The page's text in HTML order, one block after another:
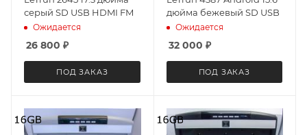
серый SD USB HDMI FM
Ожидается
26 800 ₽
ПОД ЗАКАЗ
дюйма бежевый SD USB
Ожидается
32 000 ₽
ПОД ЗАКАЗ